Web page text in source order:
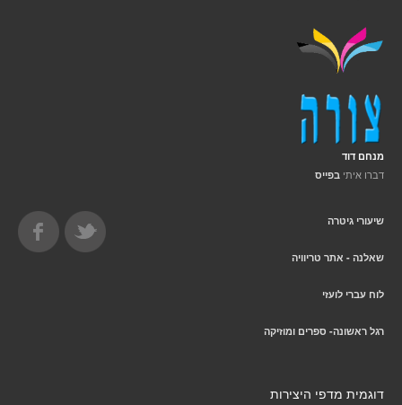
מנחם דוד
דברו איתי בפייס
שיעורי גיטרה
שאלנה - אתר טריוויה
לוח עברי לועזי
רגל ראשונה- ספרים ומוזיקה
דוגמית מדפי היצירות